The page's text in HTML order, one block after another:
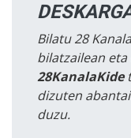
Bilatu 28
bilatzailean
28KanalaKide
dizuten
duzu.